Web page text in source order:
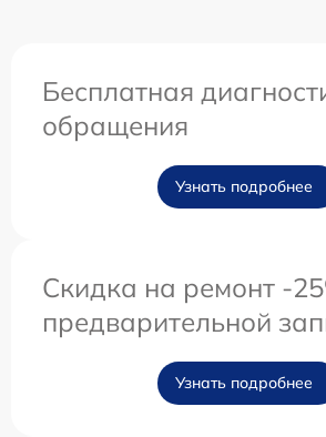
Бесплатная
обращения
Узнать подробнее
Скидка на ремонт -
предварительной
Узнать подробнее